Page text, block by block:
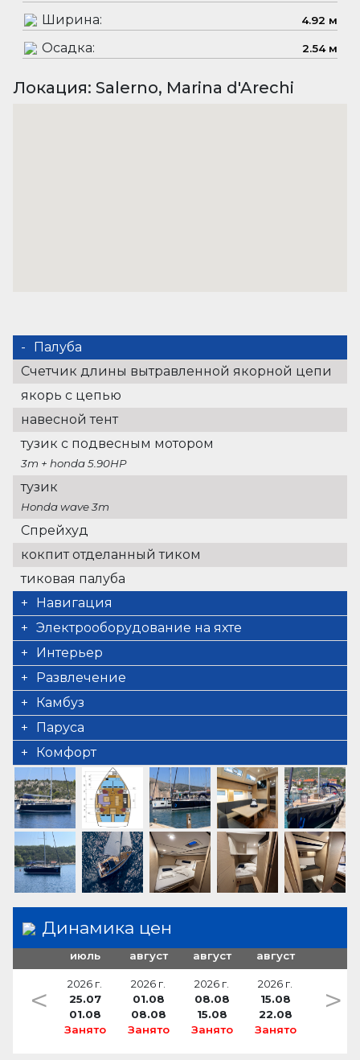
Ширина: 4.92 м
Осадка: 2.54 м
Локация: Salerno, Marina d'Arechi
Палуба
Счетчик длины вытравленной якорной цепи
якорь с цепью
навесной тент
тузик с подвесным мотором
3m + honda 5.90HP
тузик
Honda wave 3m
Спрейхуд
кокпит отделанный тиком
тиковая палуба
Навигация
автопилот
подрулька
GPS картплоттер в кокпите
Электрооборудование на яхте
батарейки
Кондиционер
12000 btu
генератор
4 kw
солнечные батареи
Интерьер
биотуалет (4)
Развлечение
TV
Smart
внешние громкоговорители
Радио CD плейер
Камбуз
Wine cooler
Холодильник
Паруса
электрическая лебедка
Комфорт
Sundeck beds
Динамика цен
июль
2026 г.
25.07
01.08
Занято
август
2026 г.
01.08
08.08
Занято
август
2026 г.
08.08
15.08
Занято
август
2026 г.
15.08
22.08
Занято
< >